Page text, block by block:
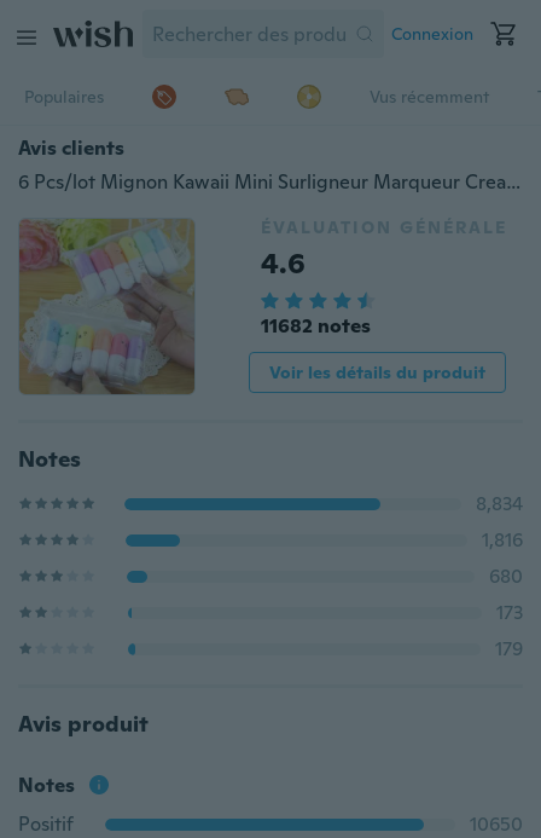
Connexion
Populaires Vus récemment
Avis clients
6 Pcs/lot Mignon Kawaii Mini Surligneur Marqueur Creative Belle Pilule Forme Gel Stylo pour Enfants Papeterie Coréenne
ÉVALUATION GÉNÉRALE
4.6
11682 notes
Voir les détails du produit
Notes
8,834
1,816
680
173
179
Avis produit
Notes
Positif
10650